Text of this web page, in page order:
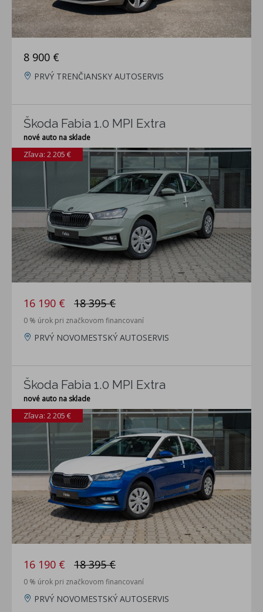
8 900 €
PRVÝ TRENČIANSKY AUTOSERVIS
Škoda Fabia 1.0 MPI Extra
nové auto na sklade
Zľava: 2 205 €
16 190 € 18 395 €
0 % úrok pri značkovom financovaní
PRVÝ NOVOMESTSKÝ AUTOSERVIS
Škoda Fabia 1.0 MPI Extra
nové auto na sklade
Zľava: 2 205 €
16 190 € 18 395 €
0 % úrok pri značkovom financovaní
PRVÝ NOVOMESTSKÝ AUTOSERVIS